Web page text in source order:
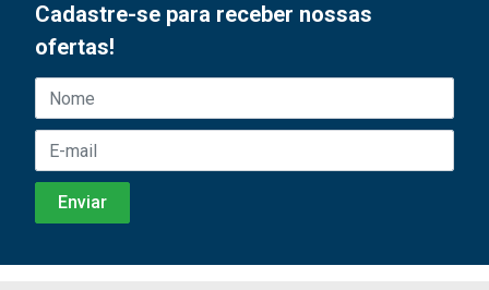
Cadastre-se para receber nossas
ofertas!